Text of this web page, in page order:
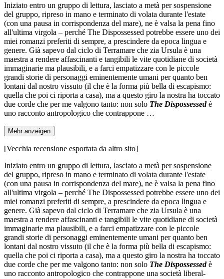
Iniziato entro un gruppo di lettura, lasciato a metà per sospensione
del gruppo, ripreso in mano e terminato di volata durante l'estate
(con una pausa in corrispondenza del mare), ne è valsa la pena fino
all'ultima virgola – perché The Dispossessed potrebbe essere uno dei
miei romanzi preferiti di sempre, a prescindere da epoca lingua e
genere. Già sapevo dal ciclo di Terramare che zia Ursula è una
maestra a rendere affascinanti e tangibili le vite quotidiane di società
immaginarie ma plausibili, e a farci empatizzare con le piccole
grandi storie di personaggi eminentemente umani per quanto ben
lontani dal nostro vissuto (il che è la forma più bella di escapismo:
quella che poi ci riporta a casa), ma a questo giro la nostra ha toccato
due corde che per me valgono tanto: non solo The Dispossessedè
uno racconto antropologico che contrappone …
Mehr anzeigen
[Vecchia recensione esportata da altro sito]
Iniziato entro un gruppo di lettura, lasciato a metà per sospensione
del gruppo, ripreso in mano e terminato di volata durante l'estate
(con una pausa in corrispondenza del mare), ne è valsa la pena fino
all'ultima virgola – perché The Dispossessed potrebbe essere uno dei
miei romanzi preferiti di sempre, a prescindere da epoca lingua e
genere. Già sapevo dal ciclo di Terramare che zia Ursula è una
maestra a rendere affascinanti e tangibili le vite quotidiane di società
immaginarie ma plausibili, e a farci empatizzare con le piccole
grandi storie di personaggi eminentemente umani per quanto ben
lontani dal nostro vissuto (il che è la forma più bella di escapismo:
quella che poi ci riporta a casa), ma a questo giro la nostra ha toccato
due corde che per me valgono tanto: non solo The Dispossessedè
uno racconto antropologico che contrappone una società liberal-